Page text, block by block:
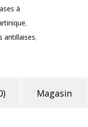
à
,
antillaises,
Magasin